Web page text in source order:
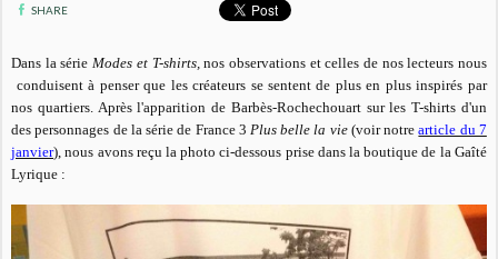
SHARE
Dans la série Modes et T-shirts,nos observations et celles de nos lecteurs nous
conduisent à penser que les créateurs se sentent de plus en plus inspirés par
nos quartiers. Après l'apparition de Barbès-Rochechouart sur les T-shirts d'un
des personnages de la série de France 3 Plus belle la vie (voir notrearticle du 7
janvier), nous avons reçu la photo ci-dessous prise dans la boutique de la Gaîté
Lyrique :